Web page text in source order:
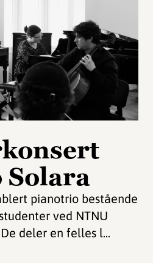
pianotrio bestående
ved NTNU
deler en felles l...